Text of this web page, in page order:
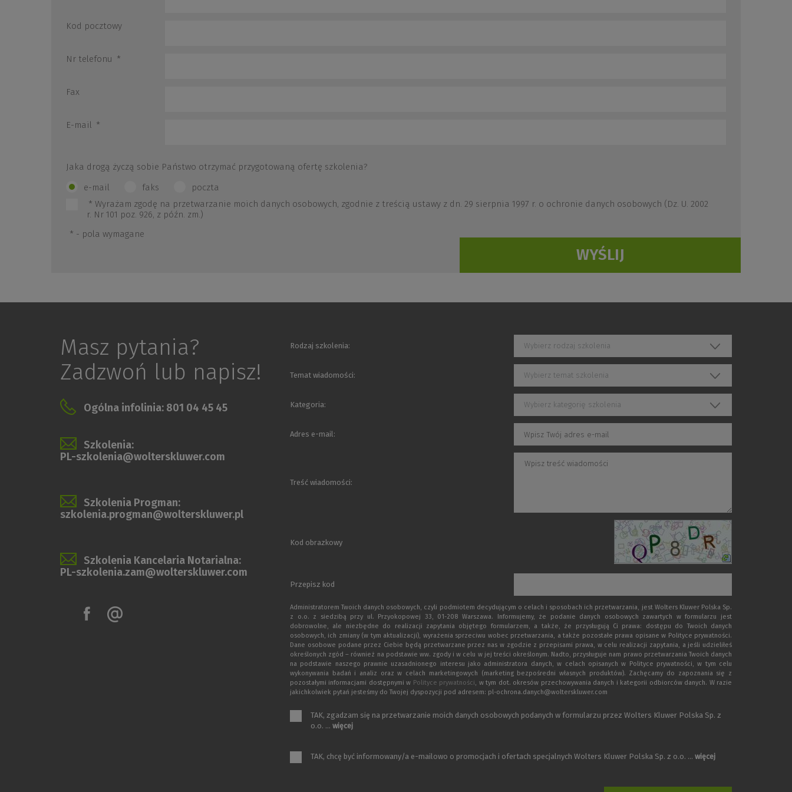
Kod pocztowy
Nr telefonu *
Fax
E-mail *
Jaka drogą życzą sobie Państwo otrzymać przygotowaną ofertę szkolenia?
e-mail
faks
poczta
* Wyrażam zgodę na przetwarzanie moich danych osobowych, zgodnie z treścią ustawy z dn. 29 sierpnia 1997 r. o ochronie danych osobowych (Dz. U. 2002
r. Nr 101 poz. 926, z późn. zm.)
* - pola wymagane
Masz pytania?
Zadzwoń lub napisz!
Ogólna infolinia: 801 04 45 45
Szkolenia:
PL-szkolenia@wolterskluwer.com
Szkolenia Progman:
szkolenia.progman@wolterskluwer.pl
Szkolenia Kancelaria Notarialna:
PL-szkolenia.zam@wolterskluwer.com
Rodzaj szkolenia: Wybierz rodzaj szkolenia
Temat wiadomości: Wybierz temat szkolenia
Kategoria: Wybierz kategorię szkolenia
Adres e-mail:
Treść wiadomości:
Kod obrazkowy
Przepisz kod
Administratorem Twoich danych osobowych, czyli podmiotem decydującym o celach i sposobach ich przetwarzania, jest Wolters Kluwer Polska Sp.
z o.o. z siedzibą przy ul. Przyokopowej 33, 01-208 Warszawa. Informujemy, że podanie danych osobowych zawartych w formularzu jest
dobrowolne, ale niezbędne do realizacji zapytania objętego formularzem, a także, że przysługują Ci prawa: dostępu do Twoich danych
osobowych, ich zmiany (w tym aktualizacji), wyrażenia sprzeciwu wobec przetwarzania, a także pozostałe prawa opisane w Polityce prywatności.
Dane osobowe podane przez Ciebie będą przetwarzane przez nas w zgodzie z przepisami prawa, w celu realizacji zapytania, a jeśli udzieliłeś
określonych zgód – również na podstawie ww. zgody i w celu w jej treści określonym. Nadto, przysługuje nam prawo przetwarzania Twoich danych
na podstawie naszego prawnie uzasadnionego interesu jako administratora danych, w celach opisanych w Polityce prywatności, w tym celu
wykonywania badań i analiz oraz w celach marketingowych (marketing bezpośredni własnych produktów). Zachęcamy do zapoznania się z
pozostałymi informacjami dostępnymi w Polityce prywatności, w tym dot. okresów przechowywania danych i kategorii odbiorców danych. W razie
jakichkolwiek pytań jesteśmy do Twojej dyspozycji pod adresem: pl-ochrona.danych@wolterskluwer.com
TAK, zgadzam się na przetwarzanie moich danych osobowych podanych w formularzu przez Wolters Kluwer Polska Sp. z
o.o. ... więcej
TAK, chcę być informowany/a e-mailowo o promocjach i ofertach specjalnych Wolters Kluwer Polska Sp. z o.o. ... więcej